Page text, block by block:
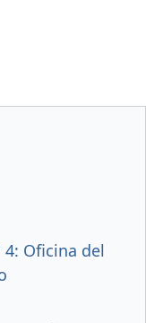
Oficina del